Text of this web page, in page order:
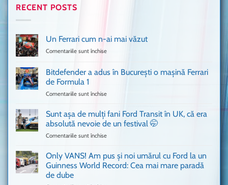
RECENT POSTS
Un Ferrari cum n-ai mai văzut
Comentariile sunt închise
Ferrari
cum
văzut
Bitdefender a adus în București o mașină Ferrari
de Formula 1
Comentariile sunt închise
a
în
mașină
Ferrari
Sunt așa de mulți fani Ford Transit în UK, că era
absolută nevoie de un festival 🤭
Comentariile sunt închise
așa
mulți
Only VANS! Am pus și noi umărul cu Ford la un
Guinness World Record: Cea mai mare paradă
de dube